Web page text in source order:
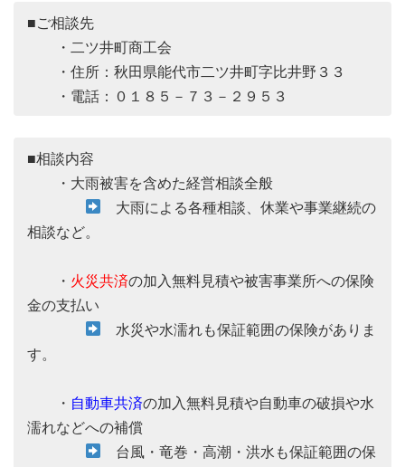
■ご相談先
・二ツ井町商工会
・住所：秋田県能代市二ツ井町字比井野３３
・電話：０１８５－７３－２９５３
■相談内容
・大雨被害を含めた経営相談全般
大雨による各種相談、休業や事業継続の
相談など。
・ 火災共済の加入無料見積や被害事業所への保険
金の支払い
水災や水濡れも保証範囲の保険がありま
す。
・ 自動車共済の加入無料見積や自動車の破損や水
濡れなどへの補償
台風・竜巻・高潮・洪水も保証範囲の保